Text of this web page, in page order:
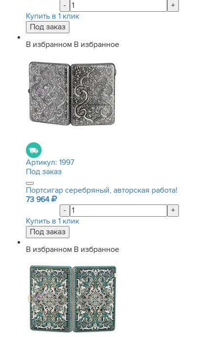
-
+
Купить в 1 клик
В избранном В избранное
Артикул: 1997
Под заказ
Портсигар серебряный, авторская работа!
73 964
-
+
Купить в 1 клик
В избранном В избранное